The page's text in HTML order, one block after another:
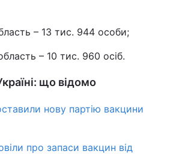
– 13 тис. 944 особи;
– 10 тис. 960 осіб.
що відомо
нову партію вакцини
про запаси вакцин від